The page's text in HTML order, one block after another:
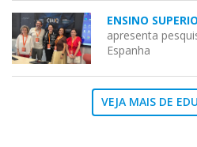
ENSINO
apresenta
Espanha
VEJA MAIS DE